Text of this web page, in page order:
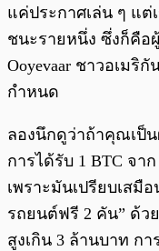
แค่ประกาศเล่น ๆ แต่
ชนะรายหนึ่ง ซึ่งก็คือผู้
Ooyevaar ชาวอเมริ
กำหนด
ลองนึกดูว่าถ้าคุณเป็
การได้รับ 1 BTC จา
เพราะมันเปรียบเสมื
รถยนต์ฟรี 2 คัน” ด้ว
สูงเกิน 3 ล้านบาท ก